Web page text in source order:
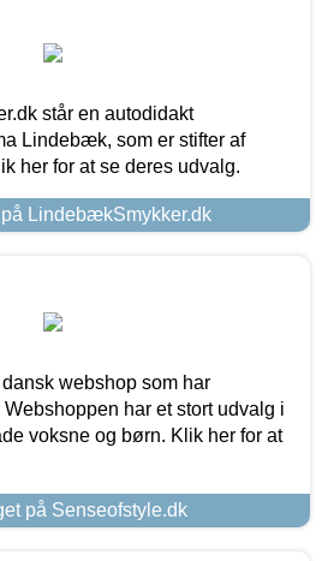
står en autodidakt
Lindebæk, som er stifter af
her for at se deres udvalg.
LindebækSmykker.dk
webshop som har
har et stort udvalg i
voksne og børn. Klik her for at
på Senseofstyle.dk